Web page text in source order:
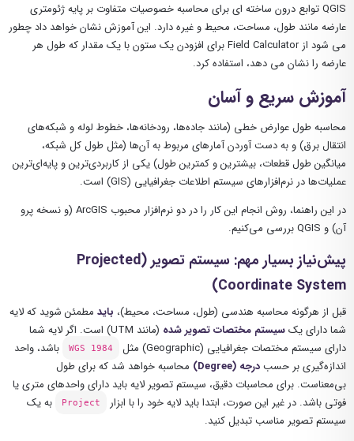
QGIS توابع درون ساخته ای برای محاسبه خصوصیات متفاوت بر پایه ژئومتری
عارضه مانند طول، مساحت، محیط و غیره دارد. این آموزش نشان خواهد داد چطور
می شود از Field Calculator برای افزودن یک ستون با یک مقدار که طول هر
عارضه را نشان می دهد، استفاده کرد.
آموزش سریع و آسان
محاسبه طول عوارض خطی (مانند جاده‌ها، رودخانه‌ها، خطوط لوله و شبکه‌های
انتقال برق) و به دست آوردن آمارهای مربوط به آن‌ها (مثل طول کل شبکه،
میانگین طول قطعات، بیشترین و کمترین طول) یکی از کاربردی‌ترین و پایه‌ای‌ترین
عملیات‌ها در نرم‌افزارهای سیستم اطلاعات جغرافیایی (GIS) است.
در این راهنما، روش انجام این کار را در دو نرم‌افزار محبوب ArcGIS (و نسخه پرو
آن) و QGIS بررسی می‌کنیم.
پیش‌نیاز بسیار مهم: سیستم تصویر (Projected
Coordinate System)
قبل از هرگونه محاسبه هندسی (طول، مساحت، محیط)، بایدمطمئن شوید که لایه
شما دارای یکسیستم مختصات تصویر شده
(مانند UTM) است. اگر لایه شما
دارای سیستم مختصات جغرافیایی (Geographic) مثل
WGS 1984
باشد، واحد
اندازه‌گیری بر حسبدرجه (Degree)
محاسبه خواهد شد که برای طول
بی‌معناست. برای محاسبات دقیق، سیستم تصویر لایه باید دارای واحدهای متری یا
فوتی باشد. در غیر این صورت، ابتدا باید لایه خود را با ابزار
Project
به یک
سیستم تصویر مناسب تبدیل کنید.